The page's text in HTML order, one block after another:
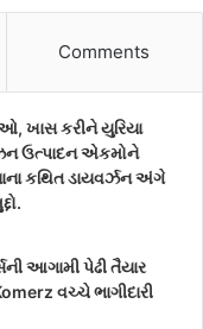
t
a
g
a
Comments
ખાસ કરીને યુરિયા
ઉત્પાદન એકમોને
કથિત ડાયવર્ઝન અંગે
આગામી પેઢી તૈયાર
વચ્ચે ભાગીદારી